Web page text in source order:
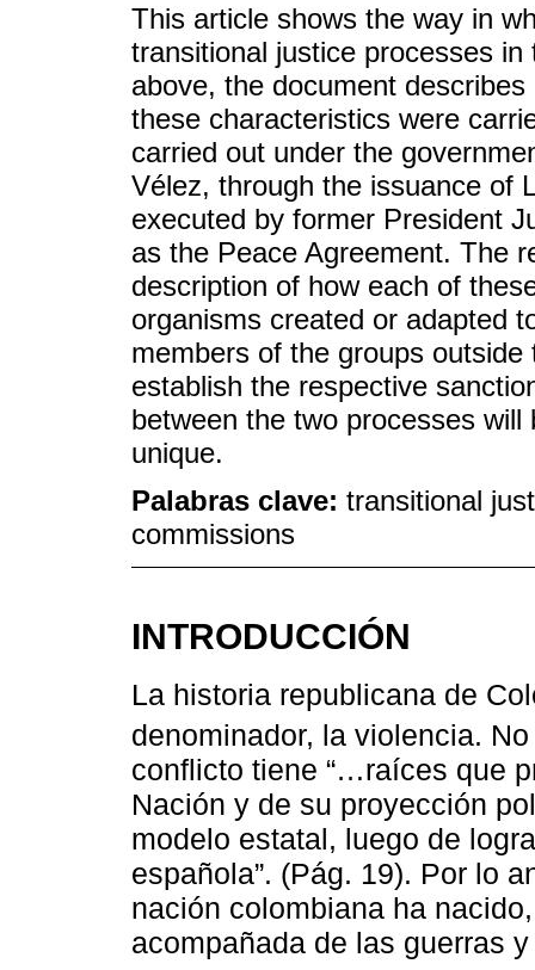
This article shows the way in
transitional justice processes
above, the document
these characteristics were
carried out under the
Vélez, through the issuance of
executed by former President
as the Peace Agreement. The
description of how each of
organisms created or adapted
members of the groups
establish the respective
between the two processes
unique.
Palabras clave: transitional
commissions
INTRODUCCIÓN
La historia republicana de
denominador, la violencia.
conflicto tiene “…raíces que
Nación y de su proyección
modelo estatal, luego de
española”. (Pág. 19). Por lo
nación colombiana ha
acompañada de las guerras